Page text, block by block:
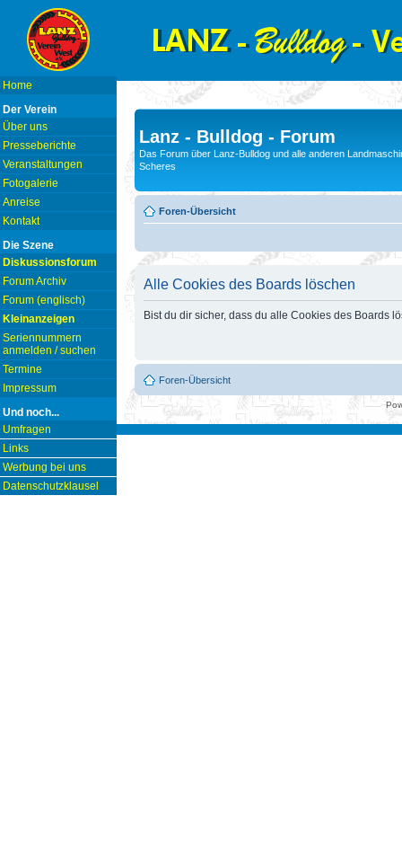
Home
Der Verein
Über uns
Presseberichte
Veranstaltungen
Fotogalerie
Anreise
Kontakt
Die Szene
Diskussionsforum
Forum Archiv
Forum (englisch)
Kleinanzeigen
Seriennummern
anmelden / suchen
Termine
Impressum
Und noch...
Umfragen
Links
Werbung bei uns
Datenschutzklausel
Lanz - Bulldog - Forum
Das Forum über Lanz-Bulldog und alle anderen
Scheres
Foren-Übersicht
Alle Cookies des Boards löschen
Bist du dir sicher, dass du alle Cookies des Boards
Foren-Übersicht